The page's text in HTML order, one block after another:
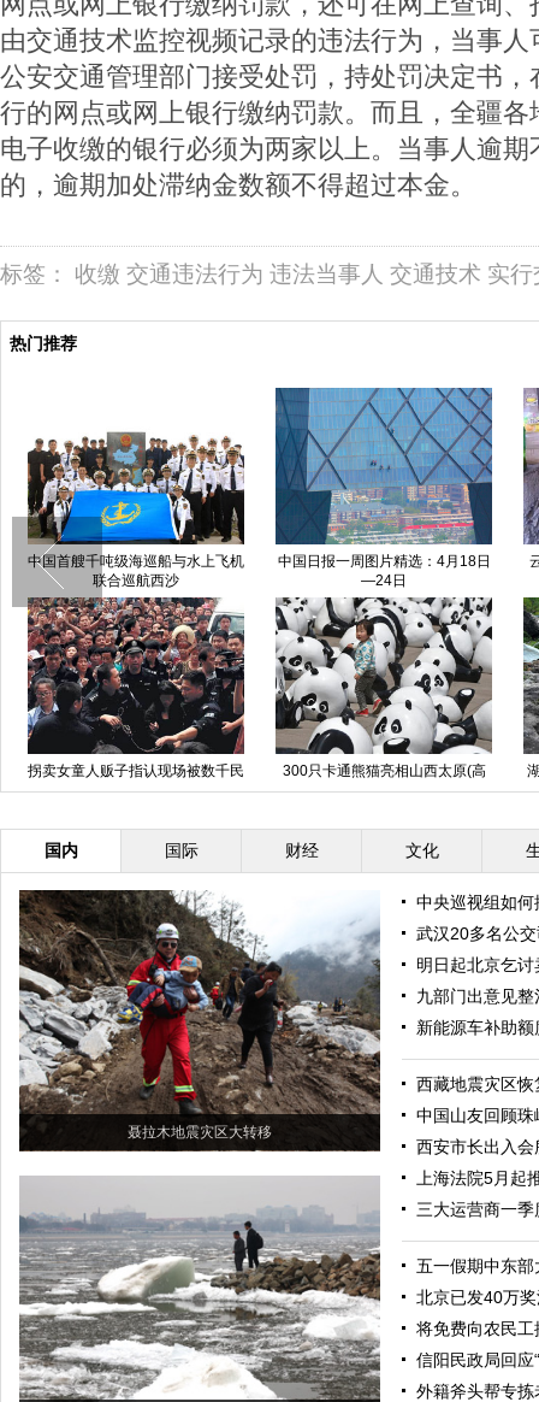
由交通技术监控视频记录的违法行为，当事
公安交通管理部门接受处罚，持处罚决定书
行的网点或网上银行缴纳罚款。而且，全疆
电子收缴的银行必须为两家以上。当事人逾
的，逾期加处滞纳金数额不得超过本金。
标签： 收缴 交通违法行为 违法当事人 交通技术 实行
热门推荐
中国首艘千吨级海巡船与水上飞机
联合巡航西沙
中国日报一周图片精选：4月18日
—24日
拐卖女童人贩子指认现场被数千民
众包围
300只卡通熊猫亮相山西太原(高
清组图)
国内 国际 财经 文化
聂拉木地震灾区大转移
中央巡视组如
武汉20多名公
明日起北京乞
九部门出意见
新能源车补助
西藏地震灾区
中国山友回顾
西安市长出入
上海法院5月起
三大运营商一
五一假期中东部
北京已发40万
将免费向农民
信阳民政局回应
外籍斧头帮专拣